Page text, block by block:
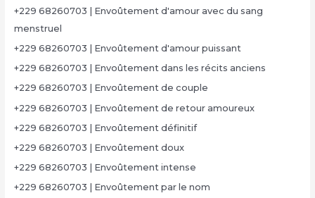
+229 68260703 | Envoûtement d'amour avec du sang
menstruel
+229 68260703 | Envoûtement d'amour puissant
+229 68260703 | Envoûtement dans les récits anciens
+229 68260703 | Envoûtement de couple
+229 68260703 | Envoûtement de retour amoureux
+229 68260703 | Envoûtement définitif
+229 68260703 | Envoûtement doux
+229 68260703 | Envoûtement intense
+229 68260703 | Envoûtement par le nom